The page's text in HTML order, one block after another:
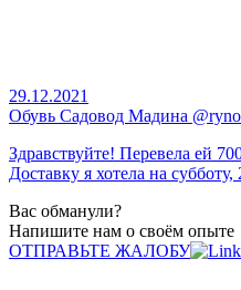
29.12.2021
Обувь Садовод Мадина
Здравствуйте! Перевела ей
Доставку я хотела на
Вас обманули?
Напишите нам о своём опыте
ОТПРАВЬТЕ ЖАЛОБУ